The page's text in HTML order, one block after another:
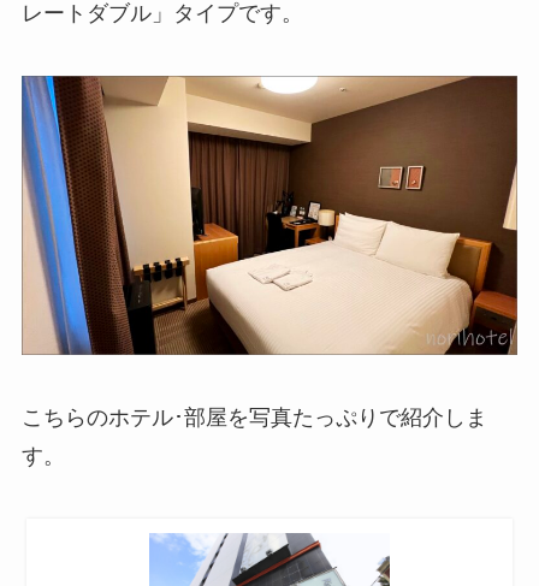
レートダブル」タイプです。
こちらのホテル･部屋を写真たっぷりで紹介しま
す。